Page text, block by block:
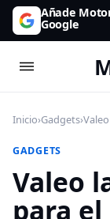
Añade
Google
Inicio›Gadgets›
GADGETS
Valeo
para